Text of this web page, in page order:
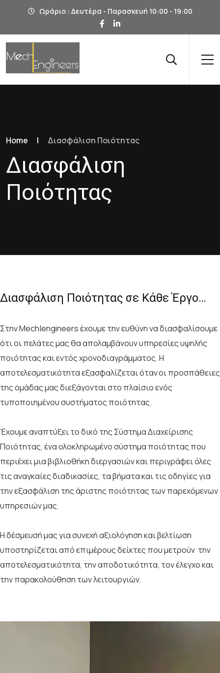
Ωράριο : Δευτέρα - Παρασκευή 10:00 - 19:00
Home | Διασφάλιση Ποιότητας
Διασφάλιση
Ποιότητας
Διασφάλιση Ποιότητας σε Κάθε Έργο…
Στην Mech|engineers έχουμε την ευθύνη να διασφαλίσουμε
ότι οι πελάτες μας θα απολαμβάνουν υπηρεσίες υψηλής
ποιότητας και εντός χρονοδιαγράμματος. Η
αποτελεσματικότητα εξασφαλίζεται όταν οι προσπάθειες
της ομάδας μας διεξάγονται στο πλαίσιο ενός
τυποποιημένου συστήματος ποιότητας.
Έχουμε αναπτύξει το δικό της Σύστημα Διαχείρισης
Ποιότητας, ένα ολοκληρωμένο σύστημα ποιότητας που
περιέχει μια βιβλιοθήκη διεργασιών και περιγράφει όλες
τις αναγκαίες διαδικασίες, τα βήματα και τις οδηγίες για
την εξασφάλιση της άριστης ποιότητας των παρεχόμενων
υπηρεσιών μας.
Η δέσμευσή μας για συνεχή αξιολόγηση και βελτίωση
υποστηρίζεται από επιμέρους δείκτες που μετρούν την
αποτελεσματικότητα, την αποδοτικότητα, τον έλεγχο και
την παρακολούθηση των λειτουργιών.